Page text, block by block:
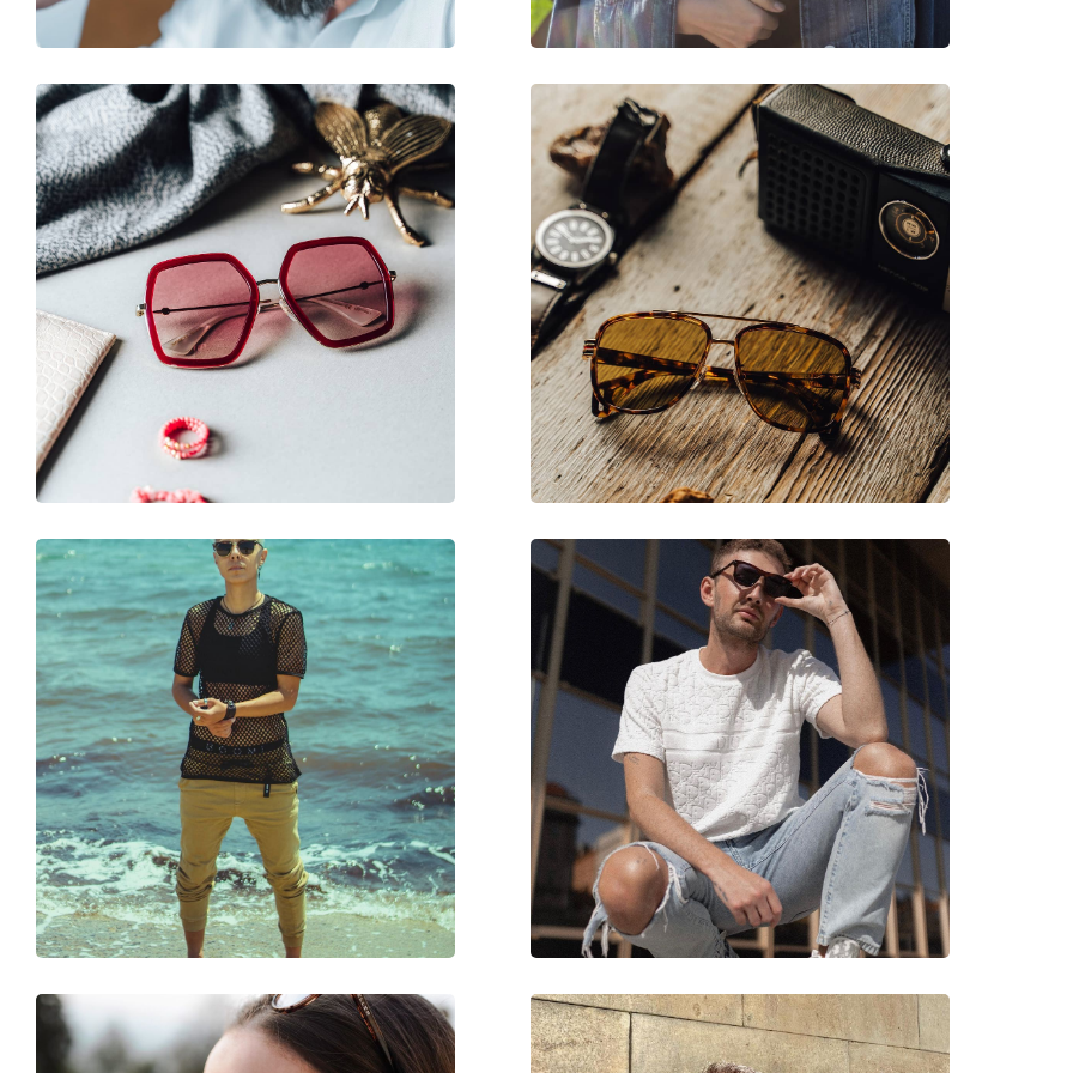
Plaquettes de nez ajustables:
Non
Accessoires
Étui:
Non
Tissu de nettoyage:
Oui
Autres
Sexe:
Pour hommes
Catégorie:
Lunettes de soleil
Oakley
Utilisation:
Sport
Sport:
Code:
Disponible avec correction: